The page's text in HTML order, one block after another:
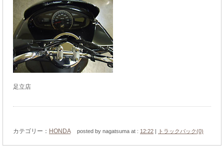
足立店
カテゴリー： HONDA posted by nagatsuma at : 12:22 | トラックバック(0)